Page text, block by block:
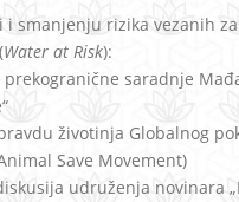
rizika vezanih za
Water at Risk):
saradnje
životinja Globalnog
Save Movement)
udruženja novinara